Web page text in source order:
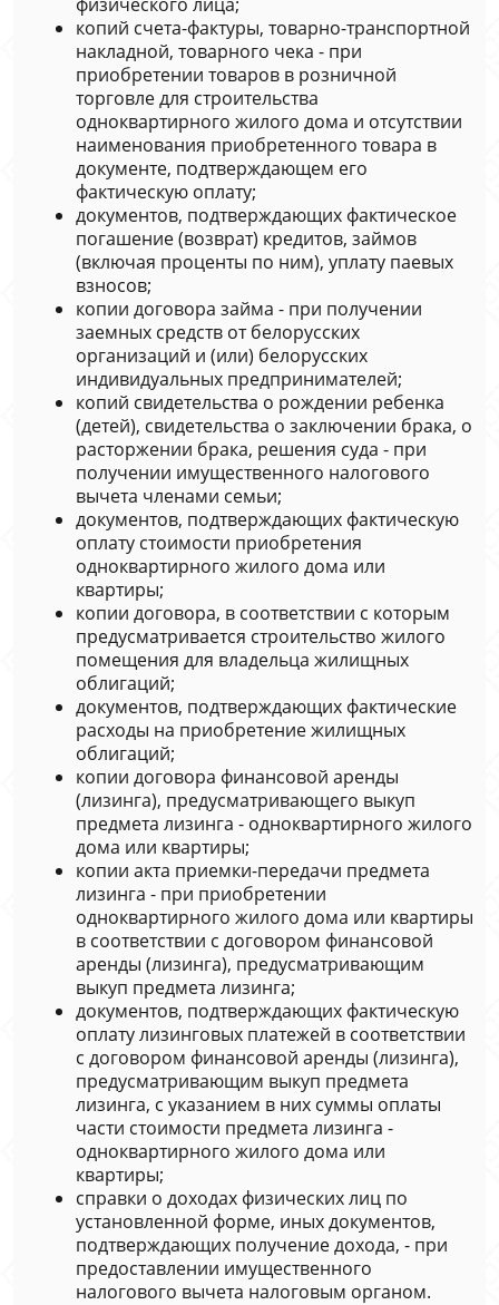
копий счета-фактуры, товарно-транспортной
накладной, товарного чека - при
приобретении товаров в розничной
торговле для строительства
одноквартирного жилого дома и отсутствии
наименования приобретенного товара в
документе, подтверждающем его
фактическую оплату;
документов, подтверждающих фактическое
погашение (возврат) кредитов, займов
(включая проценты по ним), уплату паевых
взносов;
копии договора займа - при получении
заемных средств от белорусских
организаций и (или) белорусских
индивидуальных предпринимателей;
копий свидетельства о рождении ребенка
(детей), свидетельства о заключении брака, о
расторжении брака, решения суда - при
получении имущественного налогового
вычета членами семьи;
документов, подтверждающих фактическую
оплату стоимости приобретения
одноквартирного жилого дома или
квартиры;
копии договора, в соответствии с которым
предусматривается строительство жилого
помещения для владельца жилищных
облигаций;
документов, подтверждающих фактические
расходы на приобретение жилищных
облигаций;
копии договора финансовой аренды
(лизинга), предусматривающего выкуп
предмета лизинга - одноквартирного жилого
дома или квартиры;
копии акта приемки-передачи предмета
лизинга - при приобретении
одноквартирного жилого дома или квартиры
в соответствии с договором финансовой
аренды (лизинга), предусматривающим
выкуп предмета лизинга;
документов, подтверждающих фактическую
оплату лизинговых платежей в соответствии
с договором финансовой аренды (лизинга),
предусматривающим выкуп предмета
лизинга, с указанием в них суммы оплаты
части стоимости предмета лизинга -
одноквартирного жилого дома или
квартиры;
справки о доходах физических лиц по
установленной форме, иных документов,
подтверждающих получение дохода, - при
предоставлении имущественного
налогового вычета налоговым органом.